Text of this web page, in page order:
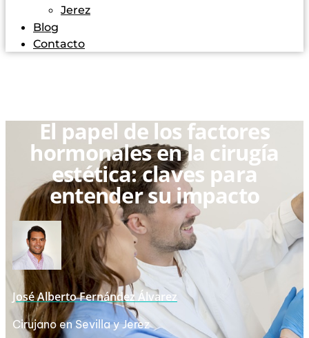
Jerez
Blog
Contacto
El papel de los factores
hormonales en la cirugía
estética: claves para
entender su impacto
José Alberto Fernández Álvarez
Cirujano en Sevilla y Jerez